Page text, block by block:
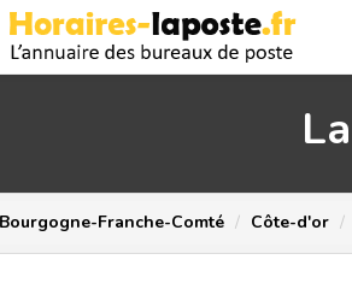
Bourgogne-Franche-Comté Côte-d'or